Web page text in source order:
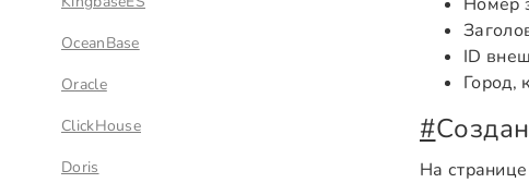
OceanBase
Oracle
ClickHouse
Doris
ID
Город,
#
На